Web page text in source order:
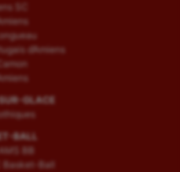
SC
d’Amiens
GLACE
BALL
BB
Basket-Ball